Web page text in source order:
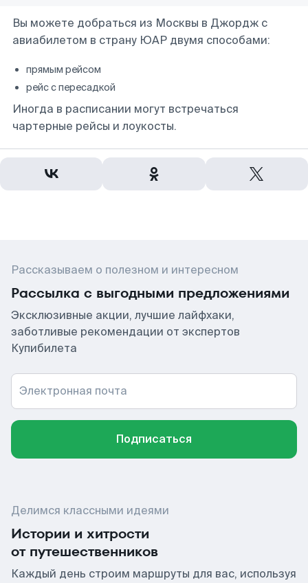
Вы можете добраться из Москвы в Джордж с
авиабилетом в страну ЮАР двумя способами:
прямым рейсом
рейс с пересадкой
Иногда в расписании могут встречаться
чартерные рейсы и лоукосты.
Рассказываем о полезном и интересном
Рассылка с выгодными предложениями
Эксклюзивные акции, лучшие лайфхаки,
заботливые рекомендации от экспертов
Купибилета
Электронная почта
Подписаться
Делимся классными идеями
Истории и хитрости
от путешественников
Каждый день строим маршруты для вас, используя